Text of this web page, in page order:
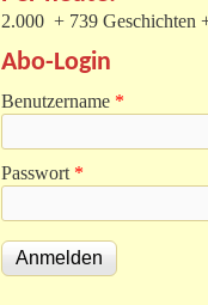
2.000 + 739 Geschichten
Abo-Login
Benutzername *
Passwort *